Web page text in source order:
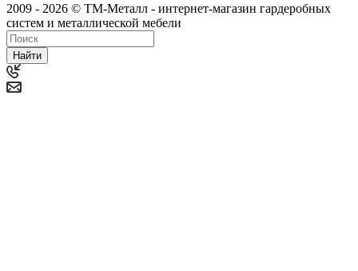
2009 - 2026 © ТМ-Металл - интернет-магазин гардеробных
систем и металлической мебели
Найти